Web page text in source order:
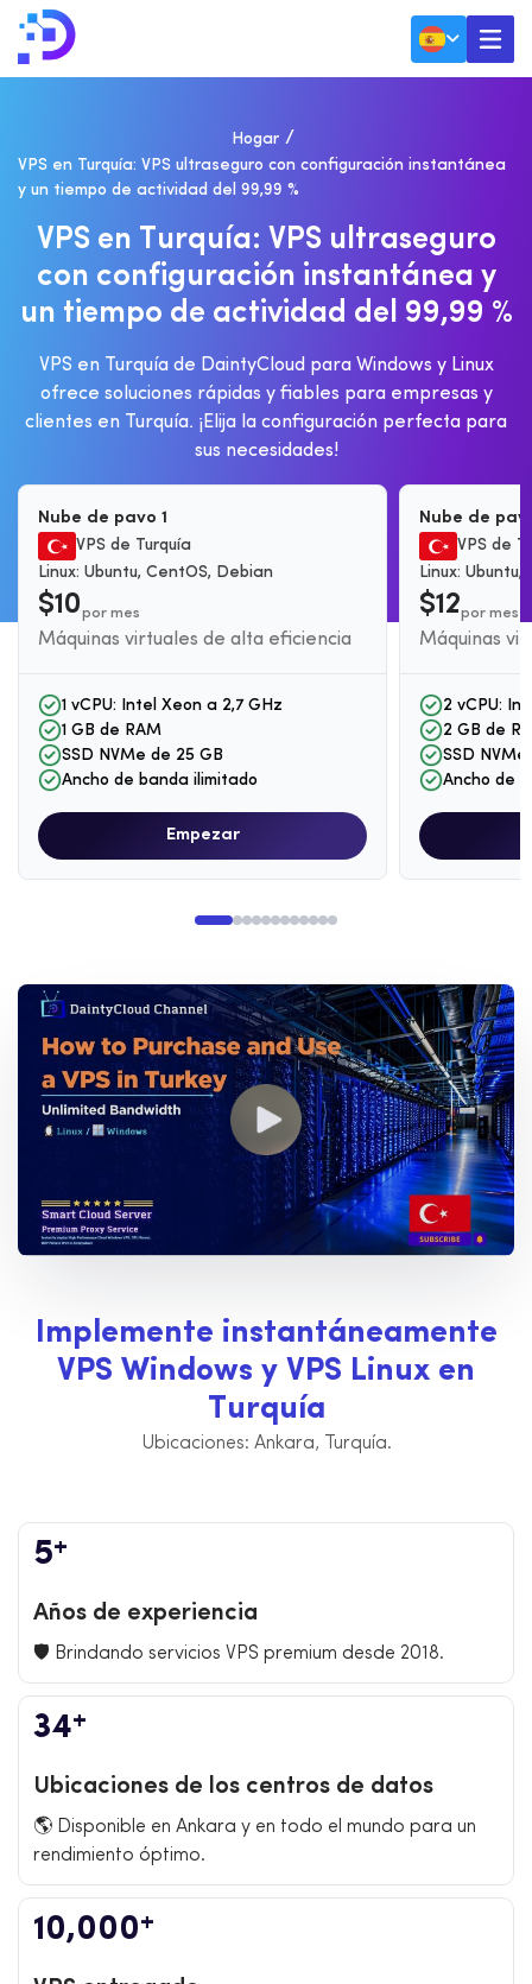
Hogar
VPS en Turquía: VPS ultraseguro con configuración instantánea
y un tiempo de actividad del 99,99 %
VPS EN TURQUÍA: VPS ULTRASEGURO
CON CONFIGURACIÓN INSTANTÁNEA Y
UN TIEMPO DE ACTIVIDAD DEL 99,99 %
VPS en Turquía de DaintyCloud para Windows y Linux
ofrece soluciones rápidas y fiables para empresas y
clientes en Turquía. ¡Elija la configuración perfecta para
sus necesidades!
Nube de pavo 1
VPS de Turquía
Linux: Ubuntu, CentOS, Debian
$10por mes
Máquinas virtuales de alta eficiencia
1 vCPU: Intel Xeon a 2,7 GHz
1 GB de RAM
SSD NVMe de 25 GB
Ancho de banda ilimitado
Empezar
Nube de
VPS de
Linux:
$12por mes
Máquinas
2 vCPU:
2 GB de
SSD
Ancho de
Implemente instantáneamente
VPS Windows y VPS Linux en
Turquía
Ubicaciones: Ankara, Turquía.
5+
Años de experiencia
🛡️ Brindando servicios VPS premium desde 2018.
34+
Ubicaciones de los centros de datos
🌎 Disponible en Ankara y en todo el mundo para un
rendimiento óptimo.
10,000+